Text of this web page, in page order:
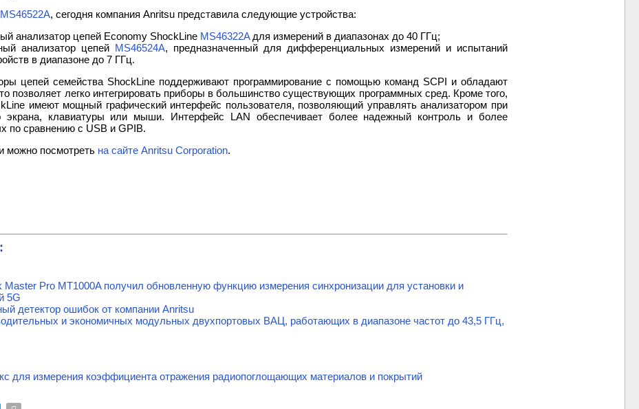
MS46522A, сегодня компания Anritsu представила следующие устройства:
анализатор цепей Economy ShockLine MS46322Aдля измерений в диапазонах до 40 ГГц;
анализатор цепей MS46524A, предназначенный для дифференциальных измерений и испытаний
в диапазоне до 7 ГГц.
цепей семейства ShockLine поддерживают программирование с помощью команд SCPI и обладают
позволяет легко интегрировать приборы в большинство существующих программных сред. Кроме того,
имеют мощный графический интерфейс пользователя, позволяющий управлять анализатором при
экрана, клавиатуры или мыши. Интерфейс LAN обеспечивает более надежный контроль и более
по сравнению с USB и GPIB.
можно посмотреть на сайте Anritsu Corporation.
Master Pro MT1000A получил обновленную функцию измерения синхронизации для установки и
5G
детектор ошибок от компании Anritsu
и экономичных модульных двухпортовых ВАЦ, работающих в диапазоне частот до 43,5 ГГц,
для измерения коэффициента отражения радиопоглощающих материалов и покрытий